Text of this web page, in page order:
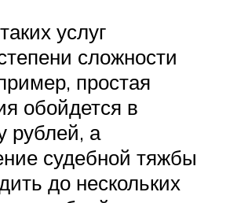
услуг
сложности
простая
обойдется в
рублей, а
судебной тяжбы
до нескольких